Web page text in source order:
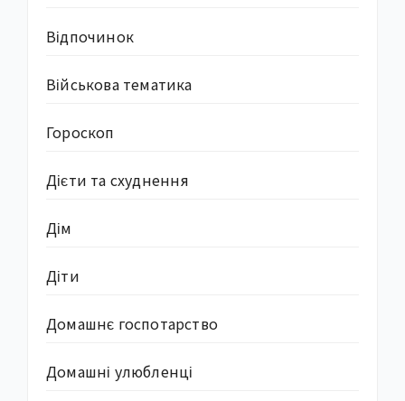
Відпочинок
Військова тематика
Гороскоп
Дієти та схуднення
Дім
Діти
Домашнє госпотарство
Домашні улюбленці